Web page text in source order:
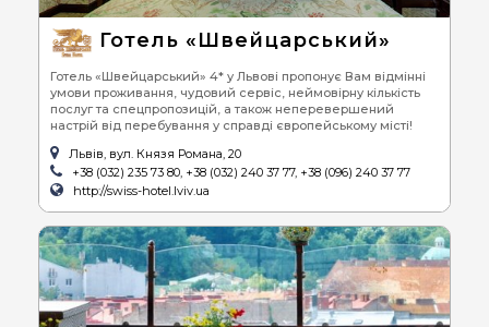
Готель «Швейцарський»
Готель «Швейцарський» 4* у Львові пропонує Вам відмінні
умови проживання, чудовий сервіс, неймовірну кількість
послуг та спецпропозицій, а також неперевершений
настрій від перебування у справді європейському місті!
Львів, вул. Князя Романа, 20
+38 (032) 235 73 80, +38 (032) 240 37 77, +38 (096) 240 37 77
http://swiss-hotel.lviv.ua